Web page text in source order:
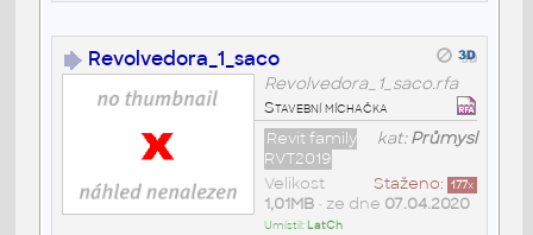
Revolvedora_1_saco
Revolvedora_1_saco.rfa
Stavební míchačka
kat:Průmysl
Revit family
RVT2019
Staženo: 177x
Velikost
1,01MB• ze dne 07.04.2020
Umístil: LatCh